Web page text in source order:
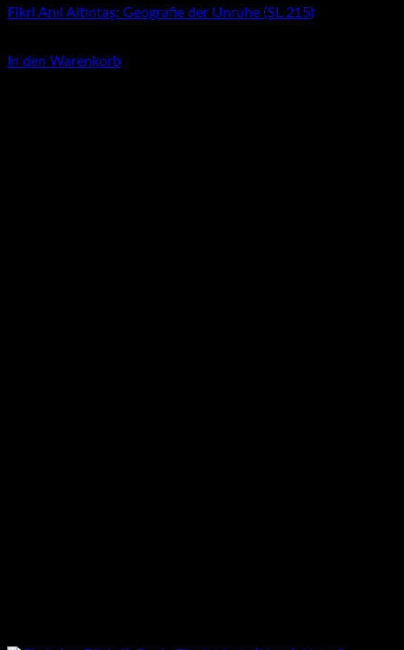
Fikri Anıl Altıntaş: Geografie der Unruhe (SL 215)
In den Warenkorb